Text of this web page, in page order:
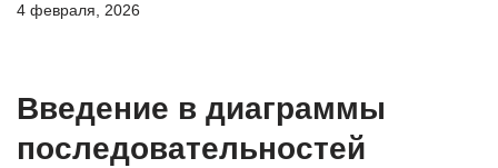
4 февраля, 2026
Введение в диаграммы
последовательностей